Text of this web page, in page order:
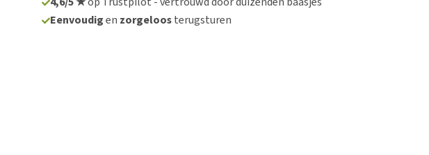
Eenvoudigen zorgeloosterugsturen